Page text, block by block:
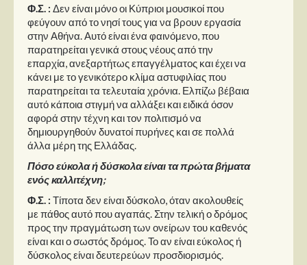
Φ.Σ. : Δεν είναι μόνο οι Κύπριοι μουσικοί που
φεύγουν από το νησί τους για να βρουν εργασία
στην Αθήνα. Αυτό είναι ένα φαινόμενο, που
παρατηρείται γενικά στους νέους από την
επαρχία, ανεξαρτήτως επαγγέλματος και έχει να
κάνει με το γενικότερο κλίμα αστυφιλίας που
παρατηρείται τα τελευταία χρόνια. Ελπίζω βέβαια
αυτό κάποια στιγμή να αλλάξει και ειδικά όσον
αφορά στην τέχνη και τον πολιτισμό να
δημιουργηθούν δυνατοί πυρήνες και σε πολλά
άλλα μέρη της Ελλάδας.
Πόσο εύκολα ή δύσκολα είναι τα πρώτα βήματα
ενός καλλιτέχνη;
Φ.Σ. : Τίποτα δεν είναι δύσκολο, όταν ακολουθείς
με πάθος αυτό που αγαπάς. Στην τελική ο δρόμος
προς την πραγμάτωση των ονείρων του καθενός
είναι και ο σωστός δρόμος. Το αν είναι εύκολος ή
δύσκολος είναι δευτερεύων προσδιορισμός.